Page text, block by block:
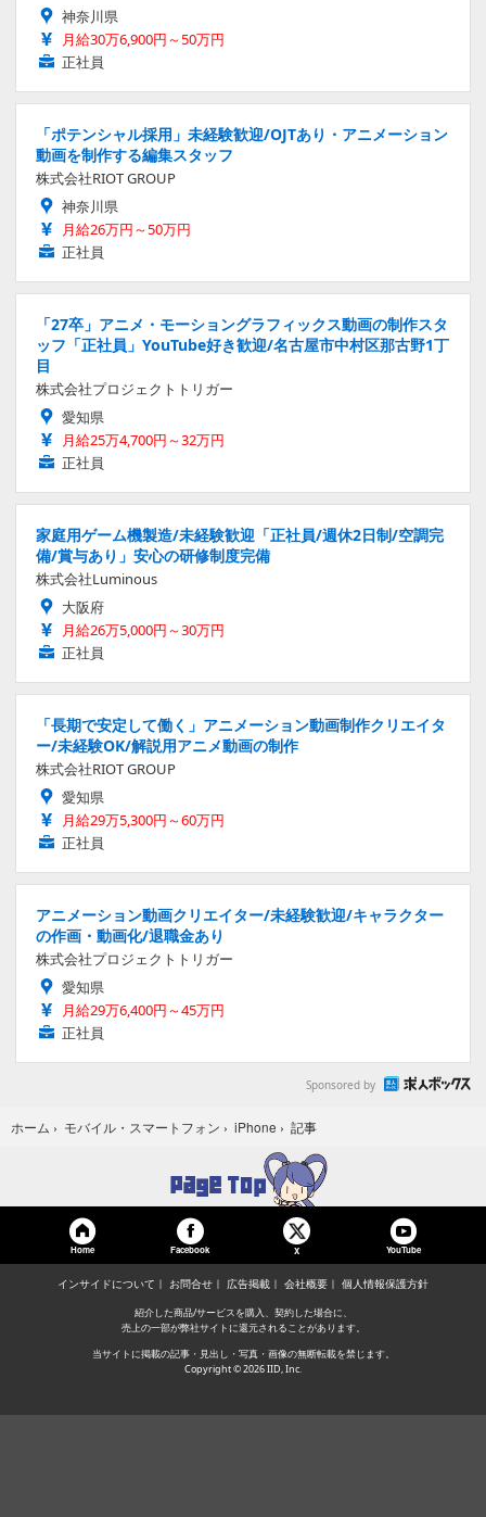
神奈川県
月給30万6,900円～50万円
正社員
「ポテンシャル採用」未経験歓迎/OJTあり・アニメーション
動画を制作する編集スタッフ
株式会社RIOT GROUP
神奈川県
月給26万円～50万円
正社員
「27卒」アニメ・モーショングラフィックス動画の制作スタ
ッフ「正社員」YouTube好き歓迎/名古屋市中村区那古野1丁
目
株式会社プロジェクトトリガー
愛知県
月給25万4,700円～32万円
正社員
家庭用ゲーム機製造/未経験歓迎「正社員/週休2日制/空調完
備/賞与あり」安心の研修制度完備
株式会社Luminous
大阪府
月給26万5,000円～30万円
正社員
「長期で安定して働く」アニメーション動画制作クリエイタ
ー/未経験OK/解説用アニメ動画の制作
株式会社RIOT GROUP
愛知県
月給29万5,300円～60万円
正社員
アニメーション動画クリエイター/未経験歓迎/キャラクター
の作画・動画化/退職金あり
株式会社プロジェクトトリガー
愛知県
月給29万6,400円～45万円
正社員
Sponsored by
ホーム › モバイル・スマートフォン › iPhone › 記事
Home Facebook X YouTube
インサイドについて お問合せ 広告掲載 会社概要 個人情報保護方針
紹介した商品/サービスを購入、契約した場合に、
売上の一部が弊社サイトに還元されることがあります。
当サイトに掲載の記事・見出し・写真・画像の無断転載を禁じます。
Copyright © 2026 IID, Inc.